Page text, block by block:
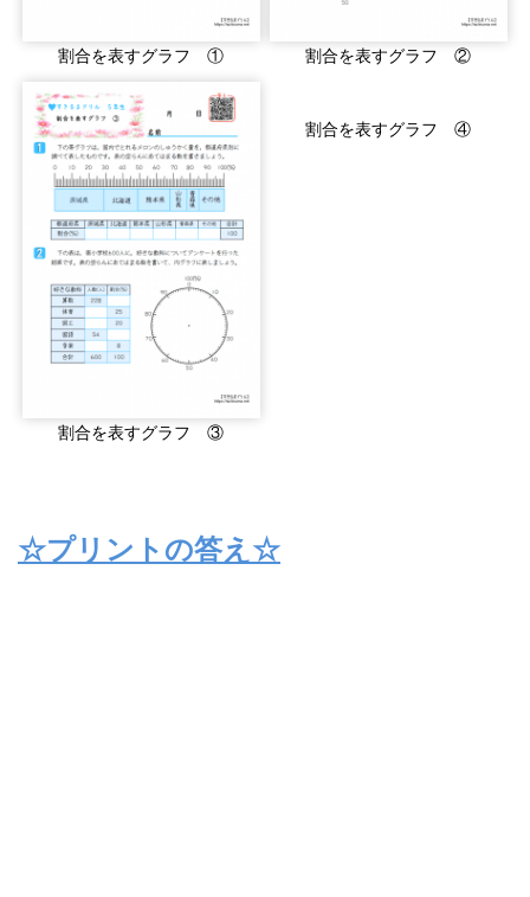
割合を表すグラフ ① 割合を表すグラフ ②
割合を表すグラフ ③
割合を表すグラフ ④
☆プリントの答え☆